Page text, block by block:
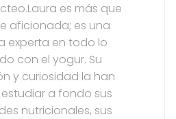
es más que
aficionada; es una
experta en todo lo
con el yogur. Su
y curiosidad la han
a fondo sus
nutricionales, sus